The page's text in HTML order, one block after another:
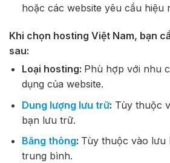
hoặc các website yêu cầu hiệu
Khi chọn hosting Việt Nam, bạn
sau:
Loại hosting: Phù hợp với nhu
dụng của website.
Dung lượng lưu trữ: Tùy thuộc
bạn lưu trữ.
Băng thông: Tùy thuộc vào lưu
trung bình.